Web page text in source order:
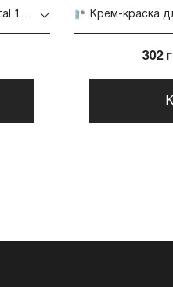
Крем-фарба для волосся Crystal 100 мл (10-06 )
302